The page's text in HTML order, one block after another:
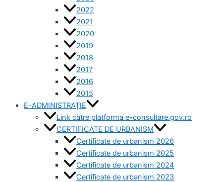
2022
2021
2020
2019
2018
2017
2016
2015
E-ADMINISTRAȚIE
Link către platforma e-consultare.gov.ro
CERTIFICATE DE URBANISM
Certificate de urbanism 2026
Certificate de urbanism 2025
Certificate de urbanism 2024
Certificate de urbanism 2023